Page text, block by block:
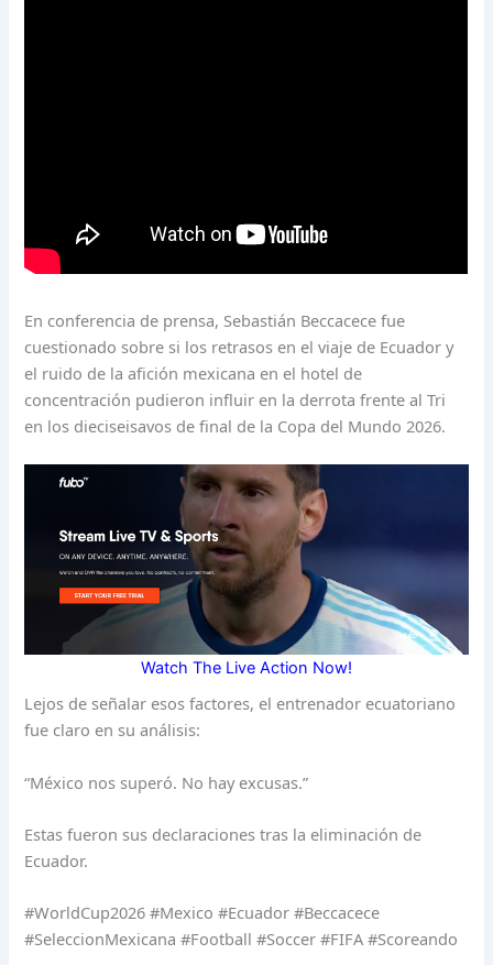
En conferencia de prensa, Sebastián Beccacece fue
cuestionado sobre si los retrasos en el viaje de Ecuador y
el ruido de la afición mexicana en el hotel de
concentración pudieron influir en la derrota frente al Tri
en los dieciseisavos de final de la Copa del Mundo 2026.
Watch The Live Action Now!
Lejos de señalar esos factores, el entrenador ecuatoriano
fue claro en su análisis:
“México nos superó. No hay excusas.”
Estas fueron sus declaraciones tras la eliminación de
Ecuador.
#WorldCup2026 #Mexico #Ecuador #Beccacece
#SeleccionMexicana #Football #Soccer #FIFA #Scoreando